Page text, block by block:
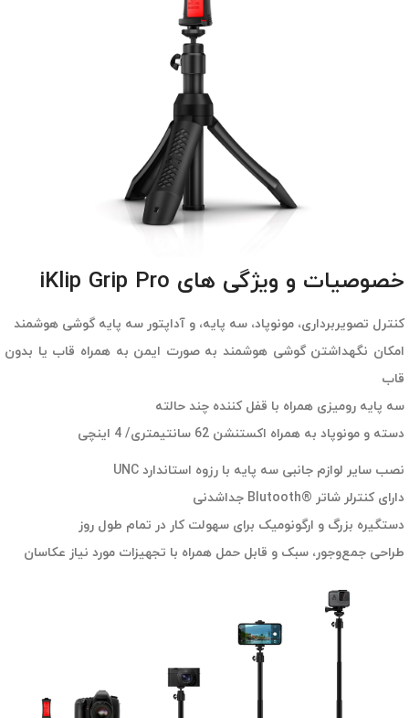
خصوصیات و ویژگی های iKlip Grip Pro
کنترل تصویربرداری، مونوپاد، سه پایه، و آداپتور سه پایه گوشی هوشمند
امکان نگهداشتن گوشی هوشمند به صورت ایمن به همراه قاب یا بدون
قاب
سه پایه رومیزی همراه با قفل کننده چند حالته
دسته و مونوپاد به همراه اکستنشن 62 سانتیمتری/ 4 اینچی
نصب سایر لوازم جانبی سه پایه با رزوه استاندارد UNC
دارای کنترلر شاتر ®Blutooth جداشدنی
دستگیره بزرگ و ارگونومیک برای سهولت کار در تمام طول روز
طراحی جمع‌وجور، سبک و قابل حمل همراه با تجهیزات مورد نیاز عکاسان